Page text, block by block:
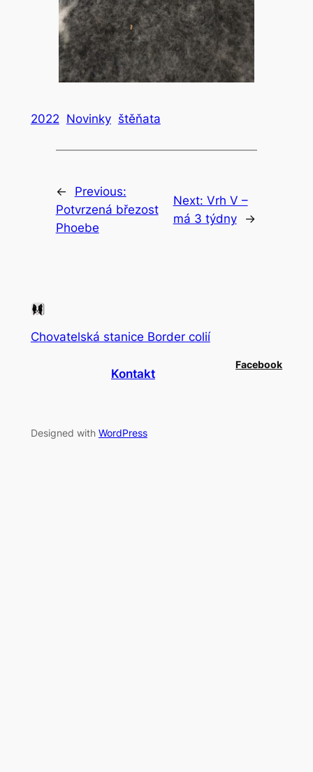
2022 Novinky štěňata
←
Previous:
Potvrzená březost
Phoebe
Next: Vrh V –
má 3 týdny
→
Chovatelská stanice Border colií
Kontakt
Facebook
Designed with WordPress